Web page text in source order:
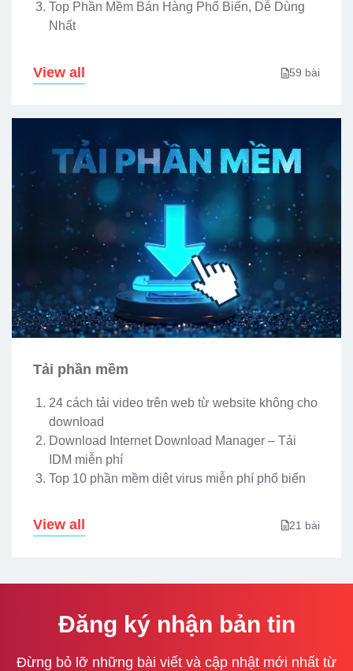
Top Phần Mềm Bán Hàng Phổ Biến, Dễ Dùng
Nhất
View all 59 bài
Tải phần mềm
24 cách tải video trên web từ website không cho
download
Download Internet Download Manager – Tải
IDM miễn phí
Top 10 phần mềm diệt virus miễn phí phổ biến
View all 21 bài
Đăng ký nhận bản tin
Đừng bỏ lỡ những bài viết và cập nhật mới nhất từ